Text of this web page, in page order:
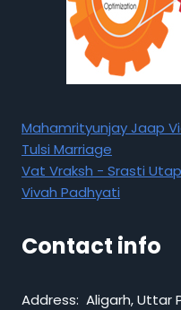
Mahamrityunjay Jaap
Tulsi Marriage
Vat Vraksh - Srasti
Vivah Padhyati
Contact info
Address: Aligarh, Uttar